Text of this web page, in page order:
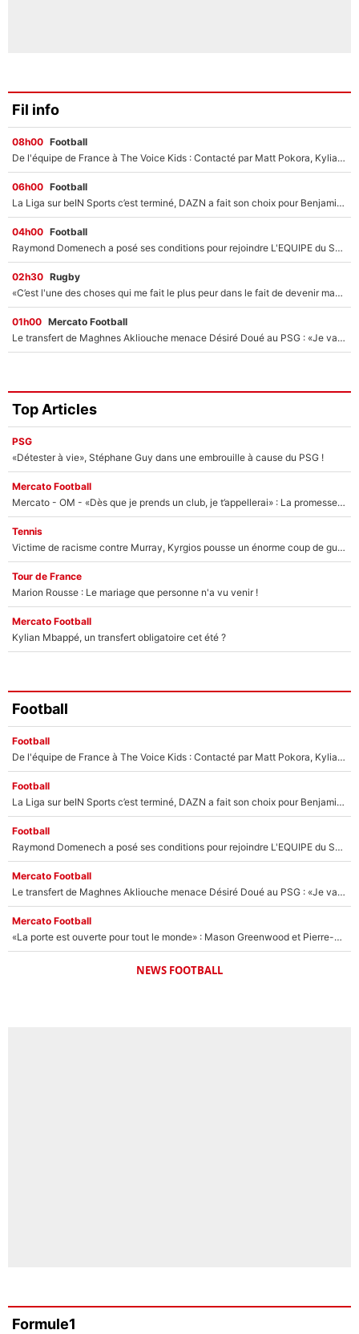
Fil info
08h00 Football
De l'équipe de France à The Voice Kids : Contacté par Matt Pokora, Kylian Mbappé a accepté de jouer un rôle inédit sur TF1 !
06h00 Football
La Liga sur beIN Sports c’est terminé, DAZN a fait son choix pour Benjamin Da Silva et Omar Da Fonseca !
04h00 Football
Raymond Domenech a posé ses conditions pour rejoindre L'EQUIPE du Soir : Il refuse de faire l'émission avec un autre chroniqueur !
02h30 Rugby
«C’est l'une des choses qui me fait le plus peur dans le fait de devenir maman» : En couple avec Antoine Dupont, Iris Mittenaere s'inquiète déjà pour ses futurs enfants !
01h00 Mercato Football
Le transfert de Maghnes Akliouche menace Désiré Doué au PSG : «Je valide à 200%»
Top Articles
PSG
«Détester à vie», Stéphane Guy dans une embrouille à cause du PSG !
Mercato Football
Mercato - OM - «Dès que je prends un club, je t’appellerai» : La promesse de Marcelino au moment de claquer la porte
Tennis
Victime de racisme contre Murray, Kyrgios pousse un énorme coup de gueule !
Tour de France
Marion Rousse : Le mariage que personne n'a vu venir !
Mercato Football
Kylian Mbappé, un transfert obligatoire cet été ?
Football
Football
De l'équipe de France à The Voice Kids : Contacté par Matt Pokora, Kylian Mbappé a accepté de jouer un rôle inédit sur TF1 !
Football
La Liga sur beIN Sports c’est terminé, DAZN a fait son choix pour Benjamin Da Silva et Omar Da Fonseca !
Football
Raymond Domenech a posé ses conditions pour rejoindre L'EQUIPE du Soir : Il refuse de faire l'émission avec un autre chroniqueur !
Mercato Football
Le transfert de Maghnes Akliouche menace Désiré Doué au PSG : «Je valide à 200%»
Mercato Football
«La porte est ouverte pour tout le monde» : Mason Greenwood et Pierre-Emerick Aubameyang ont quitté l'OM, Amine Gouiri balance sur la suite du mercato et sur la réaction du vestiaire !
NEWS FOOTBALL
Formule1